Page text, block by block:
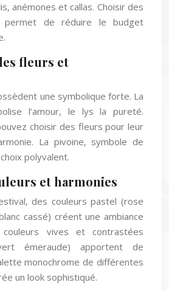
anémones et callas. Choisir des
permet de réduire le budget
fleurs et
une symbolique forte. La
l’amour, le lys la pureté.
choisir des fleurs pour leur
La pivoine, symbole de
polyvalent.
et harmonies
des couleurs pastel (rose
cassé) créent une ambiance
couleurs vives et contrastées
émeraude) apportent de
monochrome de différentes
un look sophistiqué.